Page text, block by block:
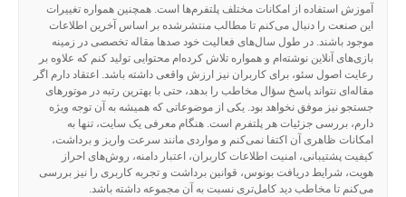
آموزش استفاده از امکانات مختلف پلتفرم‌ها است. همچنین همواره تغییرات
این صنعت را دنبال می‌کنم تا مطالب منتشرشده بر اساس آخرین اطلاعات
موجود باشند. در طول سال‌های فعالیت خود صدها مقاله تخصصی در زمینه
بازی‌های آنلاین نوشته‌ام و همواره تلاش کرده‌ام محتوایی تولید کنم که علاوه بر
رعایت اصول سئو، برای کاربران نیز ارزش واقعی داشته باشد. اعتقاد دارم اگر
مقاله‌ای نتواند پاسخ سؤال مخاطب را بدهد، حتی با بهترین رتبه در موتورهای
جستجو نیز موفق نخواهد بود. یکی از موضوعاتی که همیشه به آن توجه ویژه
دارم، بررسی جزئیات هر پلتفرم است. هنگام معرفی یک سایت، تنها به
امکانات ظاهری آن اکتفا نمی‌کنم و مواردی مانند سرعت واریز و برداشت،
کیفیت پشتیبانی، امنیت اطلاعات کاربران، اعتبار دامنه، روش‌های احراز
هویت، شرایط دریافت بونوس، قوانین برداشت و تجربه کاربری را نیز بررسی
می‌کنم تا مخاطب دید کامل‌تری نسبت به آن مجموعه داشته باشد.